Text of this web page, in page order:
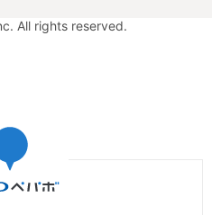
All rights reserved.